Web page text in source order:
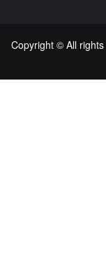
Copyright © All